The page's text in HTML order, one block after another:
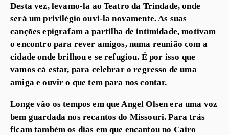
Desta vez, levamo-la ao Teatro da Trindade, onde
será um privilégio ouvi-la novamente. As suas
canções epigrafam a partilha de intimidade, motivam
o encontro para rever amigos, numa reunião com a
cidade onde brilhou e se refugiou. É por isso que
vamos cá estar, para celebrar o regresso de uma
amiga e ouvir o que tem para nos contar.
Longe vão os tempos em que Angel Olsen era uma voz
bem guardada nos recantos do Missouri. Para trás
ficam também os dias em que encantou no Cairo